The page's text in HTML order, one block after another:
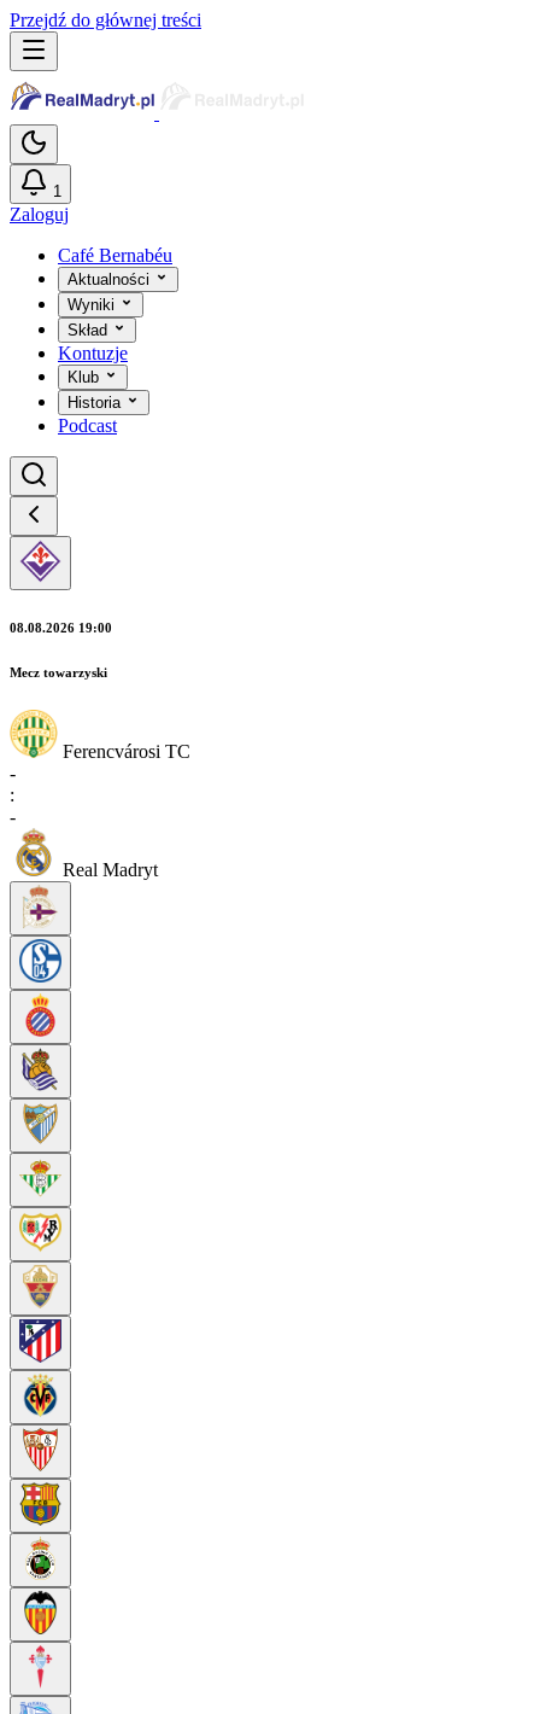
Przejdź do głównej treści
1
Zaloguj
Café Bernabéu
Aktualności
Wyniki
Skład
Kontuzje
Klub
Historia
Podcast
08.08.2026 19:00
Mecz towarzyski
Ferencvárosi TC
-
:
-
Real Madryt